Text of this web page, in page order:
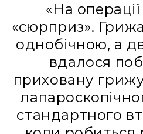
«На
«сюрприз».
однобічною, а
вдалося
приховану
стандартного